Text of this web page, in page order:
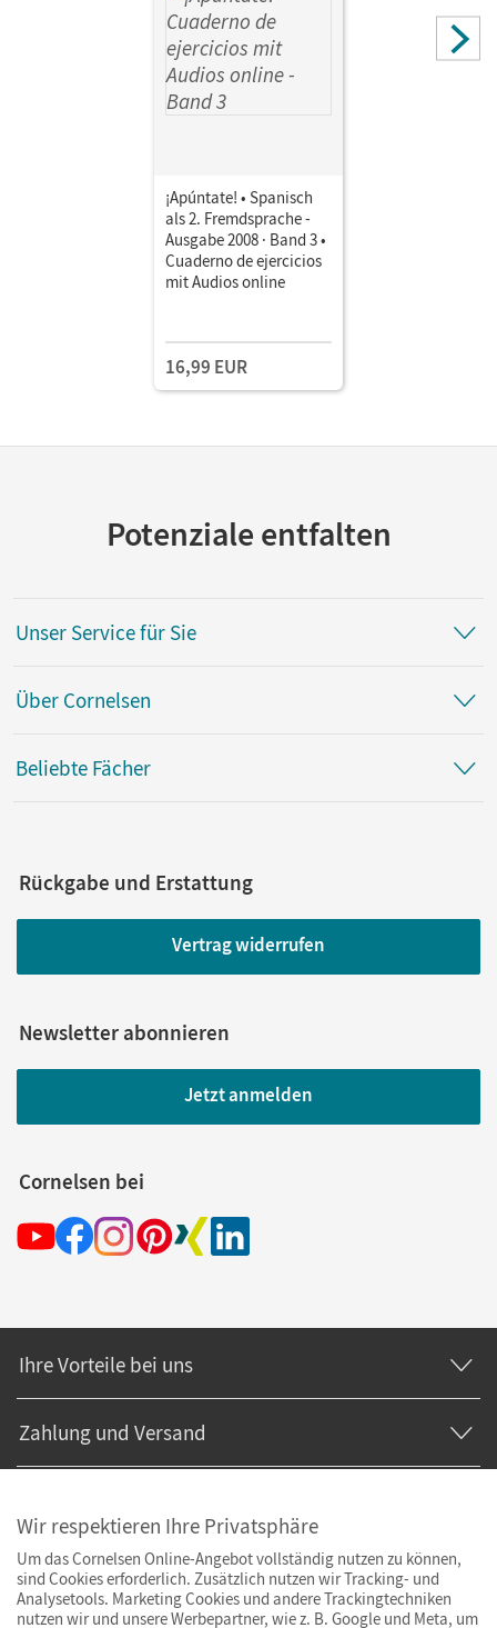
¡Apúntate! • Spanisch
als 2. Fremdsprache -
Ausgabe 2008 · Band 3 •
Cuaderno de ejercicios
mit Audios online
16,99 EUR
Potenziale entfalten
Unser Service für Sie
Über Cornelsen
Beliebte Fächer
Rückgabe und Erstattung
Vertrag widerrufen
Newsletter abonnieren
Jetzt anmelden
Cornelsen bei
Ihre Vorteile bei uns
Zahlung und Versand
Wir respektieren Ihre Privatsphäre
Um das Cornelsen Online-Angebot vollständig nutzen zu können,
sind Cookies erforderlich. Zusätzlich nutzen wir Tracking- und
Analysetools. Marketing Cookies und andere Trackingtechniken
nutzen wir und unsere Werbepartner, wie z. B. Google und Meta, um